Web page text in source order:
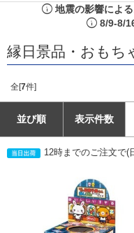
info 地震の影響によ
info 8/9-8/
縁日景品・おもち
全[7件]
並び順 表示件数
12時までのご注文で(